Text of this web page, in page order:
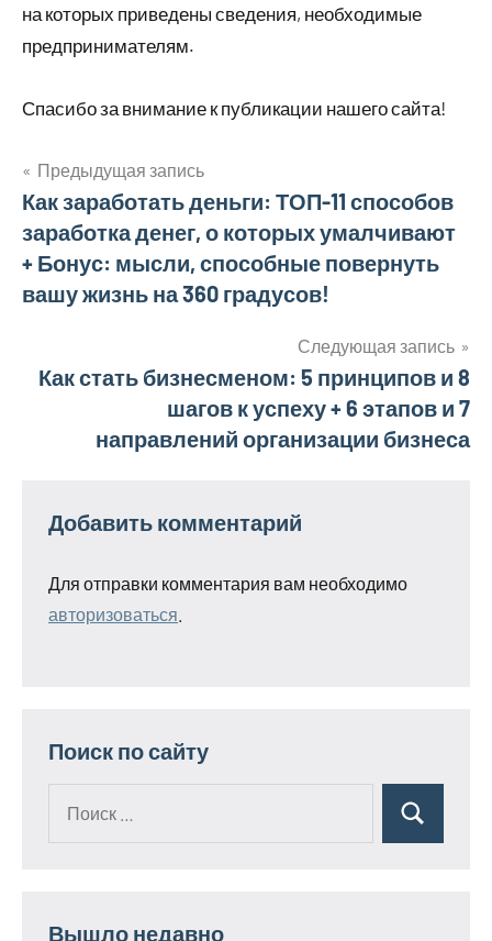
на которых приведены сведения, необходимые
предпринимателям.
Спасибо за внимание к публикации нашего сайта!
Навигация
по
записям
Предыдущая запись
Как заработать деньги: ТОП-11 способов
заработка денег, о которых умалчивают
+ Бонус: мысли, способные повернуть
вашу жизнь на 360 градусов!
Следующая запись
Как стать бизнесменом: 5 принципов и 8
шагов к успеху + 6 этапов и 7
направлений организации бизнеса
Добавить комментарий
Для отправки комментария вам необходимо
авторизоваться
Поиск по сайту
Поиск
Вышло недавно